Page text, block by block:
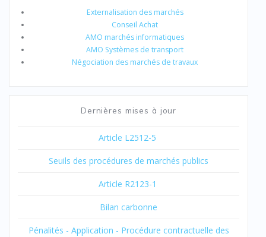
Externalisation des marchés
Conseil Achat
AMO marchés informatiques
AMO Systèmes de transport
Négociation des marchés de travaux
Dernières mises à jour
Article L2512-5
Seuils des procédures de marchés publics
Article R2123-1
Bilan carbonne
Pénalités - Application - Procédure contractuelle des